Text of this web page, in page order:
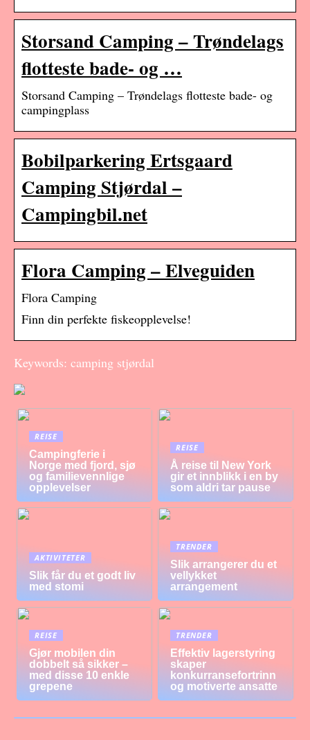
Storsand Camping – Trøndelags
flotteste bade- og …
Storsand Camping – Trøndelags flotteste bade- og
campingplass
Bobilparkering Ertsgaard
Camping Stjørdal –
Campingbil.net
Flora Camping – Elveguiden
Flora Camping
Finn din perfekte fiskeopplevelse!
Keywords: camping stjørdal
REISE
Campingferie i
Norge med fjord, sjø
og familievennlige
opplevelser
REISE
Å reise til New York
gir et innblikk i en by
som aldri tar pause
AKTIVITETER
Slik får du et godt liv
med stomi
TRENDER
Slik arrangerer du et
vellykket
arrangement
REISE
Gjør mobilen din
dobbelt så sikker –
med disse 10 enkle
grepene
TRENDER
Effektiv lagerstyring
skaper
konkurransefortrinn
og motiverte ansatte